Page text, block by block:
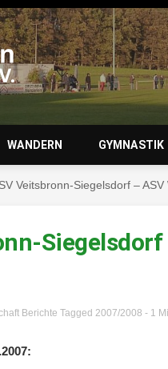
WANDERN GYMNASTIK
Veitsbronn-Siegelsdorf –
Berichte Tagged2007/2008 - 1